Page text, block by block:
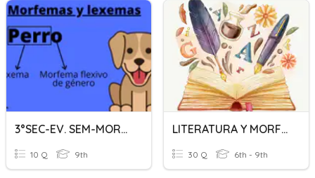
3°SEC-EV. SEM-MORFOLOGÍA I
10 Q 9th
LITERATURA Y MORFOLOGÍA
30 Q 6th - 9th